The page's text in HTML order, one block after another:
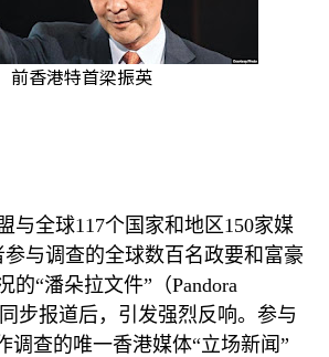
前香港特首梁振英
与全球117个国家和地区150家媒
参与调查的全球数百名政要和富豪
的“潘朵拉文件”（Pandora
步报道后，引发强烈反响。参与
调查的唯一香港媒体“立场新闻”